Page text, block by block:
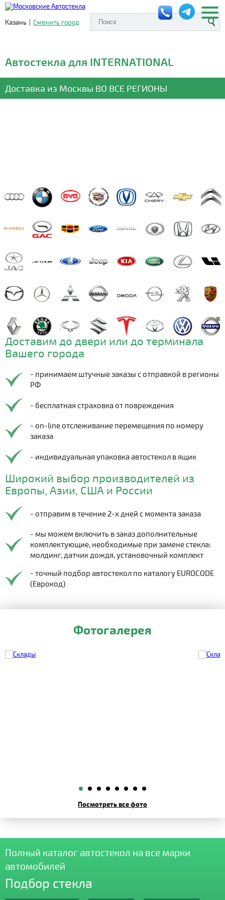
Казань | Сменить город
Автостекла для INTERNATIONAL
Доставка из Москвы ВО ВСЕ РЕГИОНЫ
Доставим до двери или до терминала
Вашего города
- принимаем штучные заказы с отправкой в регионы
РФ
- бесплатная страховка от повреждения
- on-line отслеживание перемещения по номеру
заказа
- индивидуальная упаковка автостекол в ящик
Широкий выбор производителей из
Европы, Азии, США и России
- отправим в течение 2-х дней с момента заказа
- мы можем включить в заказ дополнительные
комплектующие, необходимые при замене стекла:
молдинг, датчик дождя, установочный комплект
- точный подбор автостекол по каталогу EUROCODE
(Еврокод)
Фотогалерея
Посмотреть все фото
Полный каталог автостекол на все марки
автомобилей
Подбор стекла